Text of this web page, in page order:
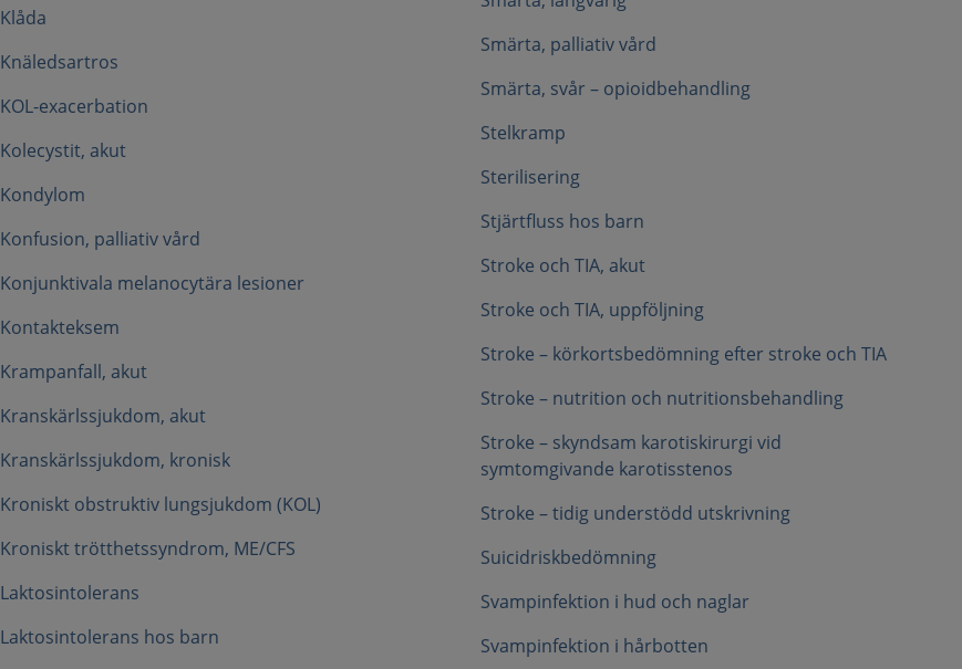
Klåda
Knäledsartros
KOL-exacerbation
Kolecystit, akut
Kondylom
Konfusion, palliativ vård
Konjunktivala melanocytära lesioner
Kontakteksem
Krampanfall, akut
Kranskärlssjukdom, akut
Kranskärlssjukdom, kronisk
Kroniskt obstruktiv lungsjukdom (KOL)
Kroniskt trötthetssyndrom, ME/CFS
Laktosintolerans
Laktosintolerans hos barn
Smärta, palliativ vård
Smärta, svår – opioidbehandling
Stelkramp
Sterilisering
Stjärtfluss hos barn
Stroke och TIA, akut
Stroke och TIA, uppföljning
Stroke – körkortsbedömning efter stroke och TIA
Stroke – nutrition och nutritionsbehandling
Stroke – skyndsam karotiskirurgi vid
symtomgivande karotisstenos
Stroke – tidig understödd utskrivning
Suicidriskbedömning
Svampinfektion i hud och naglar
Svampinfektion i hårbotten